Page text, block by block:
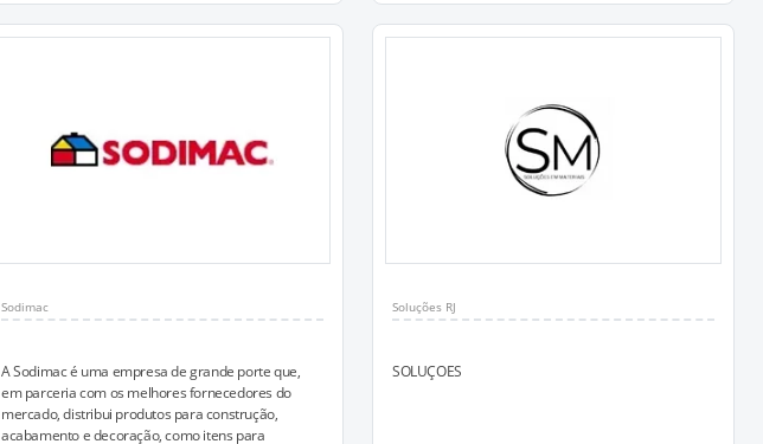
Sodimac
A Sodimac é uma empresa de grande porte que,
em parceria com os melhores fornecedores do
mercado, distribui produtos para construção,
acabamento e decoração, como itens para
Soluções RJ
SOLUÇOES